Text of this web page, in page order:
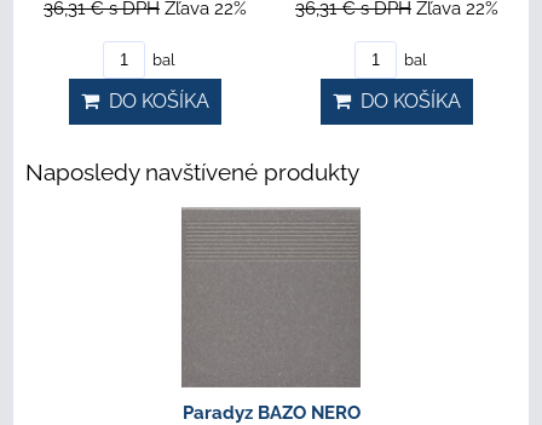
36,31 €s DPH Zľava 22%
bal
DO KOŠÍKA
36,31 €s DPH Zľava 22%
bal
DO KOŠÍKA
Naposledy navštívené produkty
Paradyz BAZO NERO